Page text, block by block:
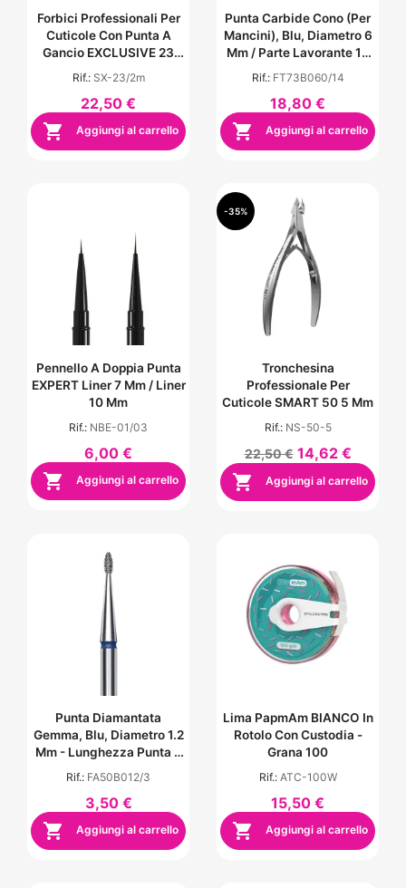
Forbici Professionali Per
Cuticole Con Punta A
Gancio EXCLUSIVE 23
Magnolia)
Rif.: SX-23/2m
22,50 €
 Aggiungi al carrello
Punta Carbide Cono (Per
Mancini), Blu, Diametro 6
Mm / Parte Lavorante 14
Rif.: FT73B060/14
18,80 €
 Aggiungi al carrello
Pennello A Doppia Punta
EXPERT Liner 7 Mm / Liner
10 Mm
Rif.: NBE-01/03
6,00 €
 Aggiungi al carrello
Tronchesina
Professionale Per
Cuticole SMART 50 5 Mm
Rif.: NS-50-5
22,50 € 14,62 €
 Aggiungi al carrello
-35%
Punta Diamantata
Gemma, Blu, Diametro 1.2
Mm - Lunghezza Punta 3
Rif.: FA50B012/3
3,50 €
 Aggiungi al carrello
Lima PapmAm BIANCO In
Rotolo Con Custodia -
Grana 100
Rif.: ATC-100W
15,50 €
 Aggiungi al carrello